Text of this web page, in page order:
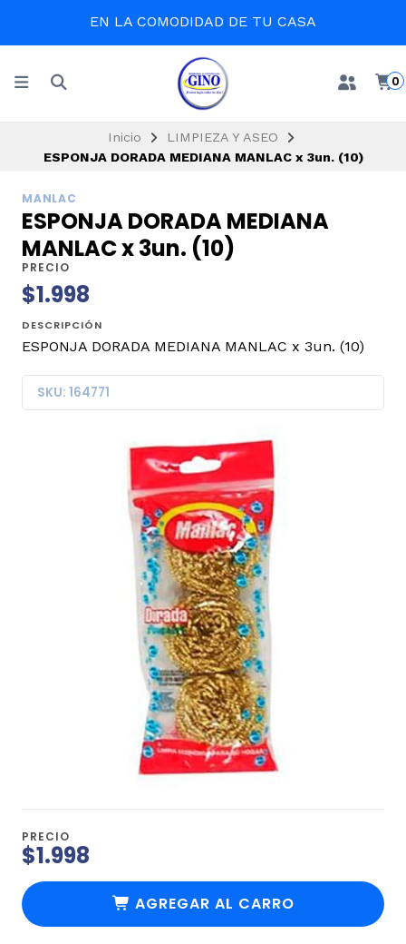
EN LA COMODIDAD DE TU CASA
0
Inicio
LIMPIEZA Y ASEO
ESPONJA DORADA MEDIANA MANLAC x 3un. (10)
MANLAC
ESPONJA DORADA MEDIANA
MANLAC x 3un. (10)
PRECIO
$1.998
DESCRIPCIÓN
ESPONJA DORADA MEDIANA MANLAC x 3un. (10)
SKU: 164771
PRECIO
$1.998
AGREGAR AL CARRO